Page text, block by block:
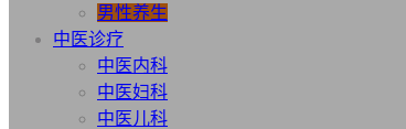
男性养生
中医诊疗
中医内科
中医妇科
中医儿科